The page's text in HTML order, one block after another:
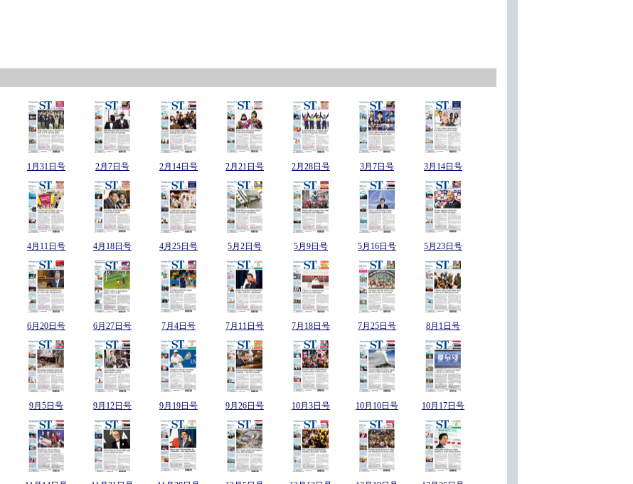
1月31日号 2月7日号 2月14日号 2月21日号 2月28日号 3月7日号 3月14日号
4月11日号 4月18日号 4月25日号 5月2日号 5月9日号 5月16日号 5月23日号
6月20日号 6月27日号 7月4日号 7月11日号 7月18日号 7月25日号 8月1日号
9月5日号 9月12日号 9月19日号 9月26日号 10月3日号 10月10日号 10月17日号